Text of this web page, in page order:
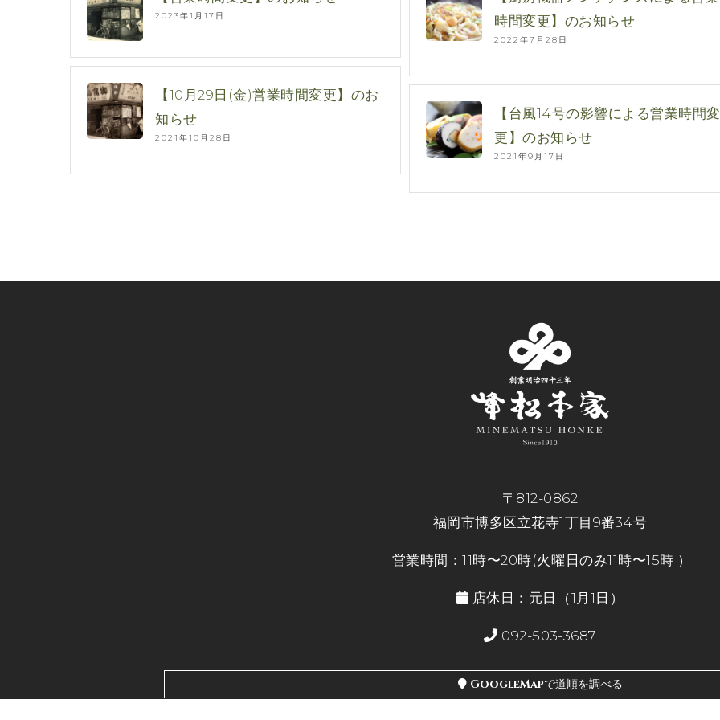
2023年1月17日
時間変更】のお知らせ
2022年7月28日
【10月29日(金)営業時間変更】のお
知らせ
2021年10月28日
【台風14号の影響による営業時間変
更】のお知らせ
2021年9月17日
〒812-0862
福岡市博多区立花寺1丁目9番34号
営業時間：11時〜20時(火曜日のみ11時〜15時 ）
店休日：元日（1月1日）
092-503-3687
GoogleMapで道順を調べる